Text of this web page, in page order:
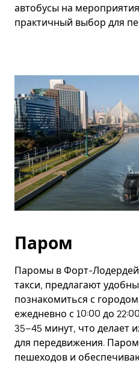
автобусы на
практичный выбор для
Паром
Паромы в Форт-
такси, предлагают
познакомиться с
ежедневно с 10:00 до
35–45 минут, что делает
для передвижения.
пешеходов и